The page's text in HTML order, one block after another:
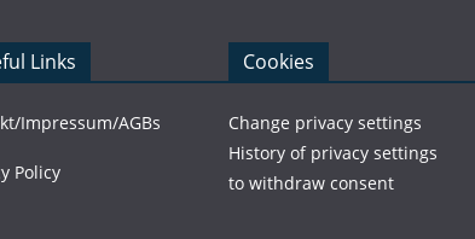
Links
Impressum/AGBs
Policy
Cookies
Change privacy settings
History of privacy settings
to withdraw consent